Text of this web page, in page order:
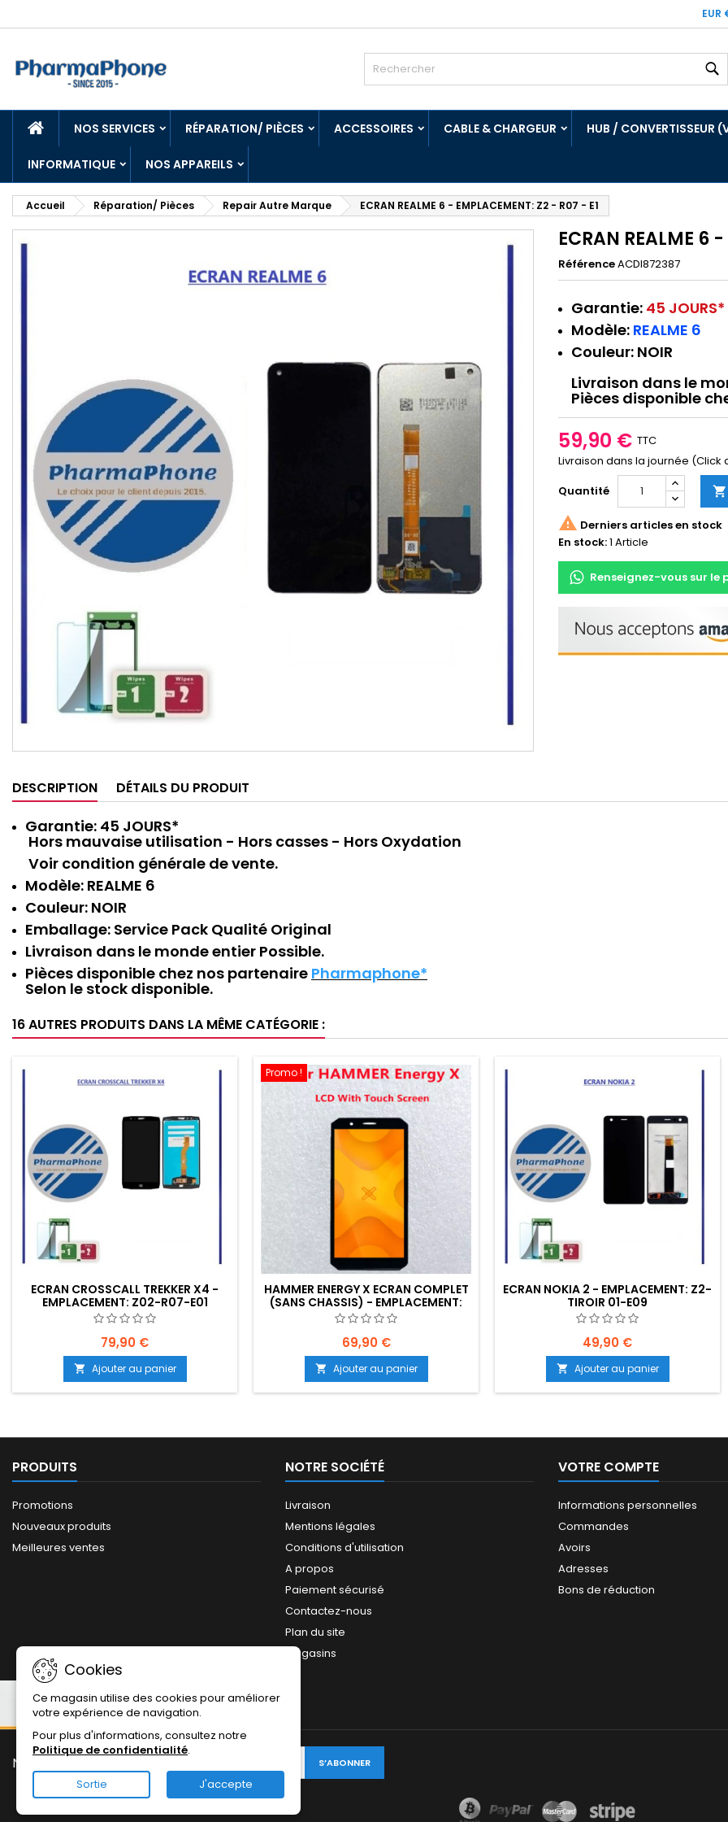
EUR
ACCUEILNOS SERVICES RÉPARATION/ PIÈCES ACCESSOIRES CABLE & CHARGEUR HUB / CONVERTISSEUR
INFORMATIQUE NOS APPAREILS
Accueil Réparation/ Pièces Repair Autre Marque ECRAN REALME 6 - EMPLACEMENT: Z2 - R07 - E1
ECRAN REALME 6
RéférenceACDI872387
Garantie: 45 JOURS*
Modèle: REALME 6
Couleur: NOIR
Livraison dans le
Pièces disponible
59,90 € TTC
Livraison dans la journée (Click
Quantité

 Derniers articles en stock
En stock:1 Article
Renseignez-vous sur le
DESCRIPTION DÉTAILS DU PRODUIT
Garantie: 45 JOURS*
Hors mauvaise utilisation - Hors casses - Hors Oxydation
Voir condition générale de vente.
Modèle: REALME 6
Couleur: NOIR
Emballage: Service Pack Qualité Original
Livraison dans le monde entier Possible.
Pièces disponible chez nos partenaire Pharmaphone*
Selon le stock disponible.
16 AUTRES PRODUITS DANS LA MÊME CATÉGORIE :
ECRAN CROSSCALL TREKKER X4 -
EMPLACEMENT: Z02-R07-E01
79,90 €
 Ajouter au panier
Promo !
HAMMER ENERGY X ECRAN COMPLET
(SANS CHASSIS) - EMPLACEMENT:
Z02-R07-E05
69,90 €
 Ajouter au panier
ECRAN NOKIA 2 - EMPLACEMENT: Z2-
TIROIR 01-E09
49,90 €
 Ajouter au panier
PRODUITS
Promotions
Nouveaux produits
Meilleures ventes
NOTRE SOCIÉTÉ
Livraison
Mentions légales
Conditions d'utilisation
A propos
Paiement sécurisé
Contactez-nous
Plan du site
Magasins
VOTRE COMPTE
Informations personnelles
Commandes
Avoirs
Adresses
Bons de réduction
Cookies
Ce magasin utilise des cookies pour améliorer
votre expérience de navigation.
Pour plus d'informations, consultez notre
Politique de confidentialité.
Sortie J'accepte
NEWSLETTER: